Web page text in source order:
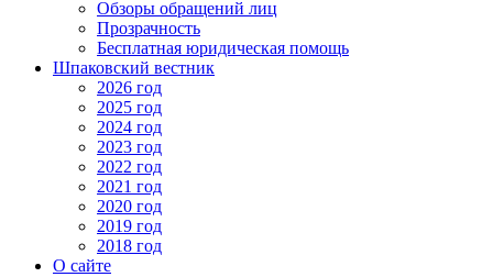
Обзоры обращений лиц
Прозрачность
Бесплатная юридическая помощь
Шпаковский вестник
2026 год
2025 год
2024 год
2023 год
2022 год
2021 год
2020 год
2019 год
2018 год
О сайте